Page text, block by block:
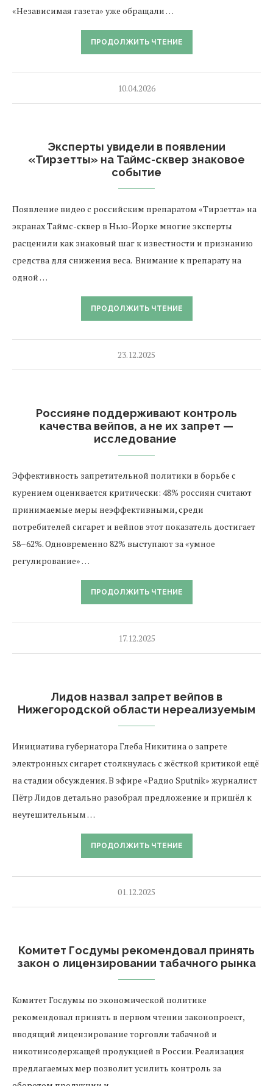
«Независимая газета» уже обращали …
ПРОДОЛЖИТЬ ЧТЕНИЕ
10.04.2026
Эксперты увидели в появлении
«Тирзетты» на Таймс-сквер знаковое
событие
Появление видео с российским препаратом «Тирзетта» на
экранах Таймс-сквер в Нью-Йорке многие эксперты
расценили как знаковый шаг к известности и признанию
средства для снижения веса. Внимание к препарату на
одной …
ПРОДОЛЖИТЬ ЧТЕНИЕ
23.12.2025
Россияне поддерживают контроль
качества вейпов, а не их запрет —
исследование
Эффективность запретительной политики в борьбе с
курением оценивается критически: 48% россиян считают
принимаемые меры неэффективными, среди
потребителей сигарет и вейпов этот показатель достигает
58–62%. Одновременно 82% выступают за «умное
регулирование» …
ПРОДОЛЖИТЬ ЧТЕНИЕ
17.12.2025
Лидов назвал запрет вейпов в
Нижегородской области нереализуемым
Инициатива губернатора Глеба Никитина о запрете
электронных сигарет столкнулась с жёсткой критикой ещё
на стадии обсуждения. В эфире «Радио Sputnik» журналист
Пётр Лидов детально разобрал предложение и пришёл к
неутешительным …
ПРОДОЛЖИТЬ ЧТЕНИЕ
01.12.2025
Комитет Госдумы рекомендовал принять
закон о лицензировании табачного рынка
Комитет Госдумы по экономической политике
рекомендовал принять в первом чтении законопроект,
вводящий лицензирование торговли табачной и
никотинсодержащей продукцией в России. Реализация
предлагаемых мер позволит усилить контроль за